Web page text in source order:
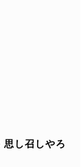
思し召しやろ